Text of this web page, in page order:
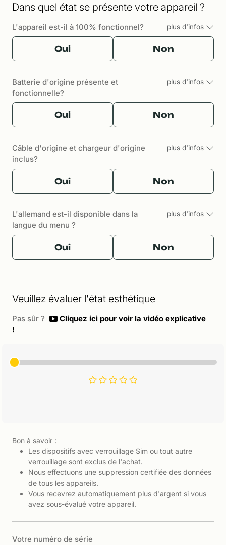
Dans quel état se présente votre appareil ?
L'appareil est-il à 100% fonctionnel? plus d'infos
Oui Non
Batterie d'origine présente et
fonctionnelle?
plus d'infos
Oui Non
Câble d'origine et chargeur d'origine
inclus?
plus d'infos
Oui Non
L'allemand est-il disponible dans la
langue du menu ?
plus d'infos
Oui Non
Veuillez évaluer l'état esthétique
Pas sûr ?
Cliquez ici pour voir la vidéo explicative
!
Bon à savoir :
Les dispositifs avec verrouillage Sim ou tout autre
verrouillage sont exclus de l'achat.
Nous effectuons une suppression certifiée des données
de tous les appareils.
Vous recevrez automatiquement plus d'argent si vous
avez sous-évalué votre appareil.
Votre numéro de série